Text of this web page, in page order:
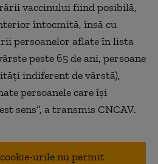
vaccinului fiind posibilă,
întocmită, însă cu
persoanelor aflate în lista
peste 65 de ani, persoane
indiferent de vârstă),
persoanele care își
sens”, a transmis CNCAV.
urile nu permit